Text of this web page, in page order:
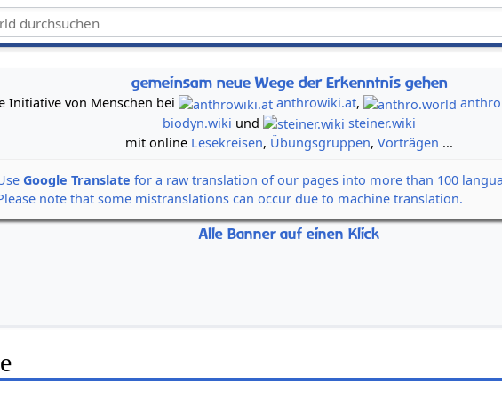
gemeinsam neue Wege der Erkenntnis gehen
Initiative von Menschen bei anthrowiki.at,
biodyn.wiki und
steiner.wiki
mit online Lesekreisen, Übungsgruppen,Vorträgen ...
Google Translate for a raw translation of our pages into more than 100
note that some mistranslations can occur due to machine translation.
Alle Banner auf einen Klick